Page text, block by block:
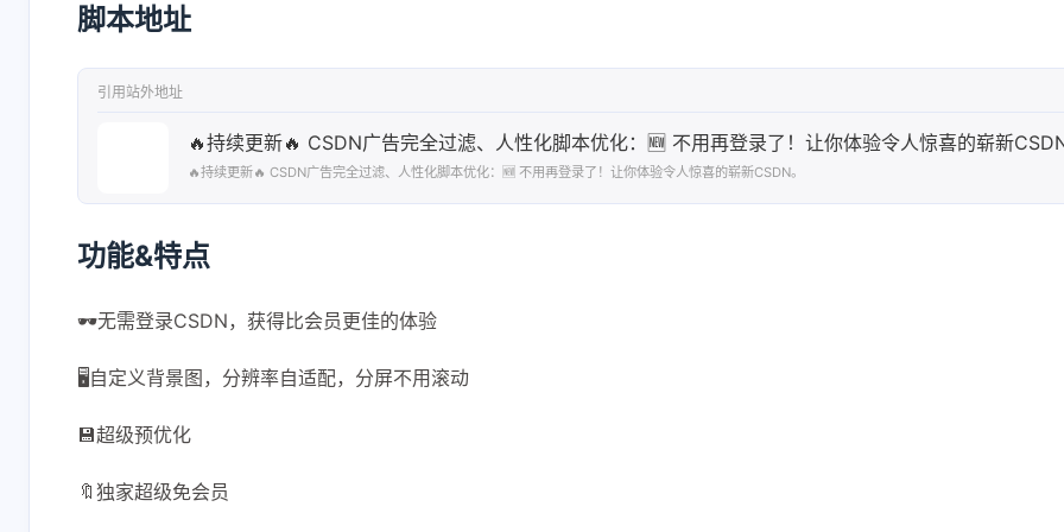
脚本地址
引用站外地址
🔥持续更新🔥 CSDN广告完全过滤、人性化脚本优化：🆕 不用再登录了！让你体验令人惊喜的崭新
🔥持续更新🔥 CSDN广告完全过滤、人性化脚本优化：🆕 不用再登录了！让你体验令人惊喜的崭新CSDN。
功能&特点
🕶无需登录CSDN，获得比会员更佳的体验
🖥自定义背景图，分辨率自适配，分屏不用滚动
💾超级预优化
🔖独家超级免会员